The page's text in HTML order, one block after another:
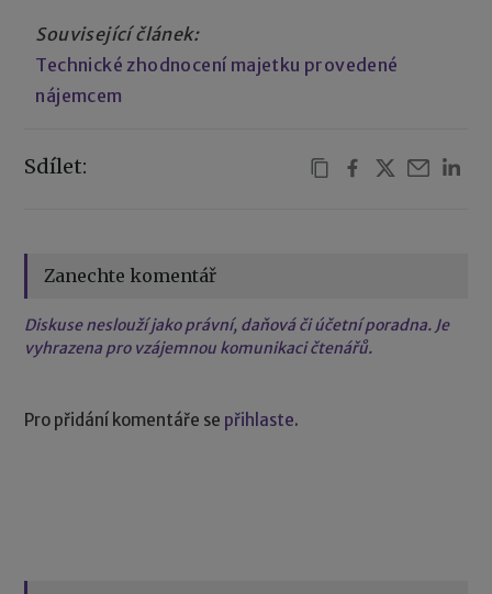
Související článek:
Technické zhodnocení majetku provedené
nájemcem
Sdílet:
Zanechte komentář
Diskuse neslouží jako právní, daňová či účetní poradna. Je
vyhrazena pro vzájemnou komunikaci čtenářů.
Pro přidání komentáře se přihlaste.